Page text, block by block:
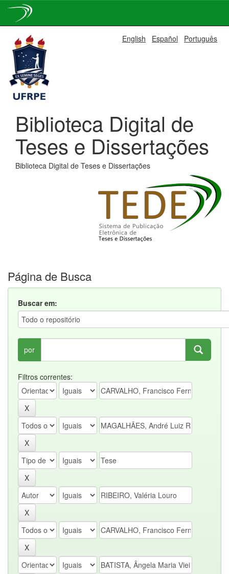
navigation
English Español Português
Biblioteca Digital de
Teses e Dissertações
Biblioteca Digital de Teses e Dissertações
Página de Busca
Buscar em:
por
Filtros correntes: